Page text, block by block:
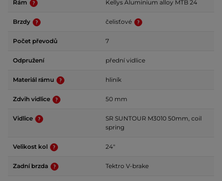
Rám Kellys Aluminium alloy MTB 24
Brzdy čelisťové
Počet převodů 7
Odpružení přední vidlice
Materiál rámu hliník
Zdvih vidlice 50 mm
Vidlice
SR SUNTOUR M3010 50mm, coil
spring
Velikost kol 24"
Zadní brzda Tektro V-brake